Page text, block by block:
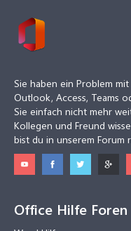
Sie haben ein Problem
Outlook, Access, Teams
Sie einfach nicht mehr
Kollegen und Freund
bist du in unserem Forum
Office Hilfe Foren